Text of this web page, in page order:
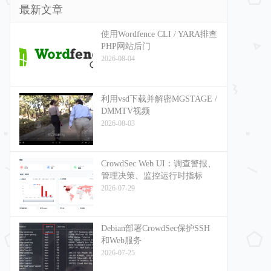
最新文章
使用Wordfence CLI / YARA排查
PHP网站后门
2026-08-04
利用vsd下载并解密MGSTAGE /
DMMTV视频
2026-08-03
CrowdSec Web UI：调查警报、
管理决策、监控运行时指标
2026-07-29
Debian部署CrowdSec保护SSH
和Web服务
2026-07-25